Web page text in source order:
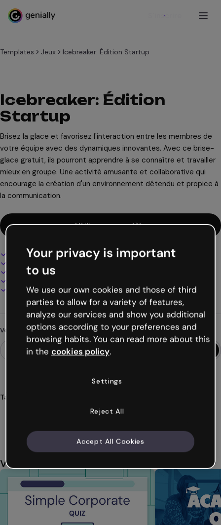
S'inscrire
Templates Jeux Icebreaker: Édition Startup
Icebreaker: Édition
Startup
Brisez la glace et favorisez l'interaction entre les membres de
votre équipe avec des dynamiques innovantes. Avec ce brise-
glace gratuit, ils pourront apprendre à se connaître et travailler
mieux en groupe. Une activité amusante et collaborative qui
encourage la création d'un environnement détendu et propice à
la communication.
Utiliser ce modèle
Design interactif et animé
100% personnalisable
Ajoutez audio, vidéo et multimédia
Téléchargez en PDF, MP4 et autres formats
Vous cherchez autre chose ?
Tags
gamification
Vous aimerez aussi
Your privacy is important
to us
We use our own cookies and those of third
parties to allow for a variety of features,
analyze our services and show you additional
options according to your preferences and
browsing habits. You can read more about this
in the cookies policy.
Settings
Reject All
Accept All Cookies